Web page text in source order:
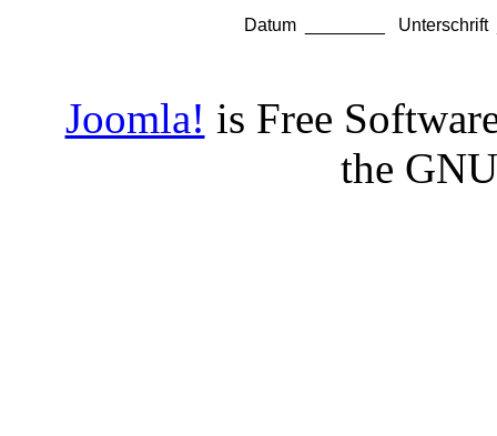
Datum ________
Joomla! is Free
the